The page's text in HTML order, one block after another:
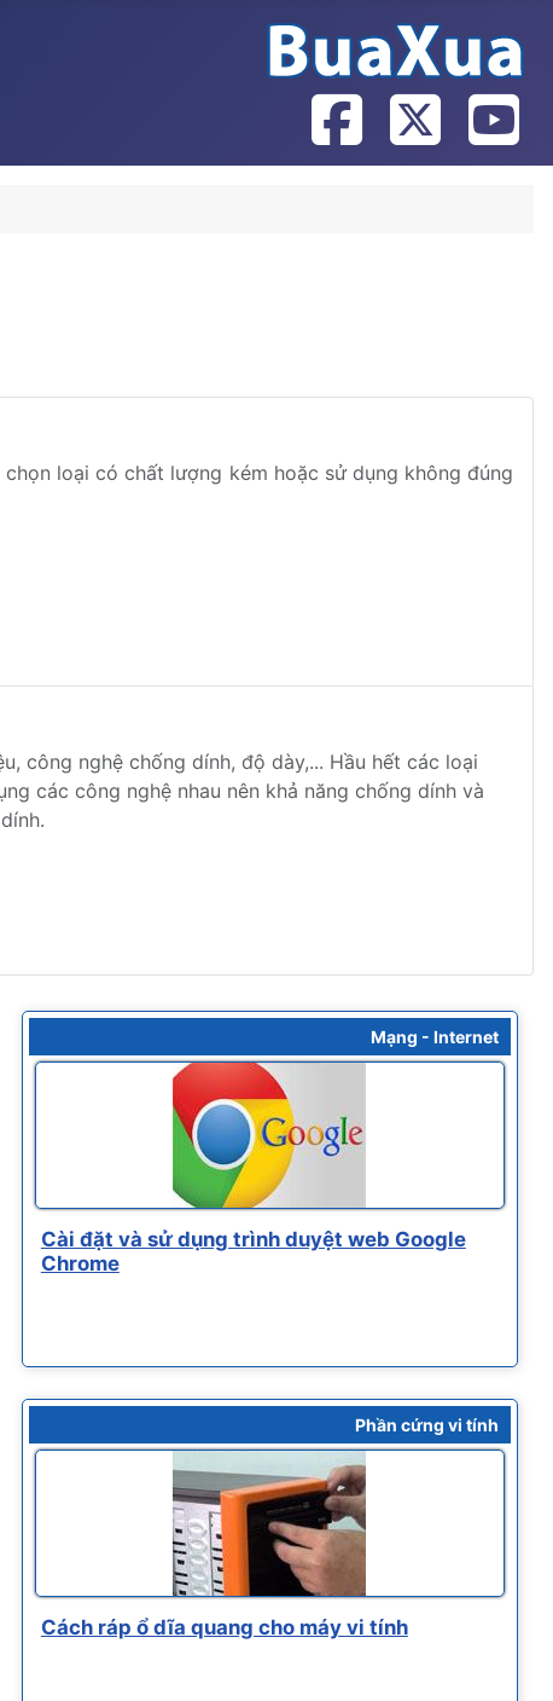
loại có chất lượng kém hoặc sử dụng không đúng
công nghệ chống dính, độ dày,... Hầu hết các loại
các công nghệ nhau nên khả năng chống dính và
Mạng - Internet
Cài đặt và sử dụng trình duyệt web Google
Chrome
Phần cứng vi tính
Cách ráp ổ dĩa quang cho máy vi tính